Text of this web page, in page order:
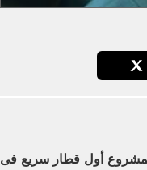
بمشروع أول قطار سريع فى